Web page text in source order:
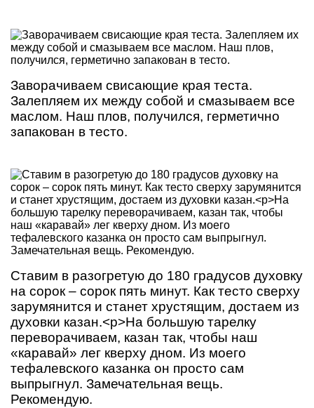
Заворачиваем свисающие края теста.
Залепляем их между собой и смазываем все
маслом. Наш плов, получился, герметично
запакован в тесто.
Ставим в разогретую до 180 градусов духовку
на сорок – сорок пять минут. Как тесто сверху
зарумянится и станет хрустящим, достаем из
духовки казан.<p>На большую тарелку
переворачиваем, казан так, чтобы наш
«каравай» лег кверху дном. Из моего
тефалевского казанка он просто сам
выпрыгнул. Замечательная вещь.
Рекомендую.